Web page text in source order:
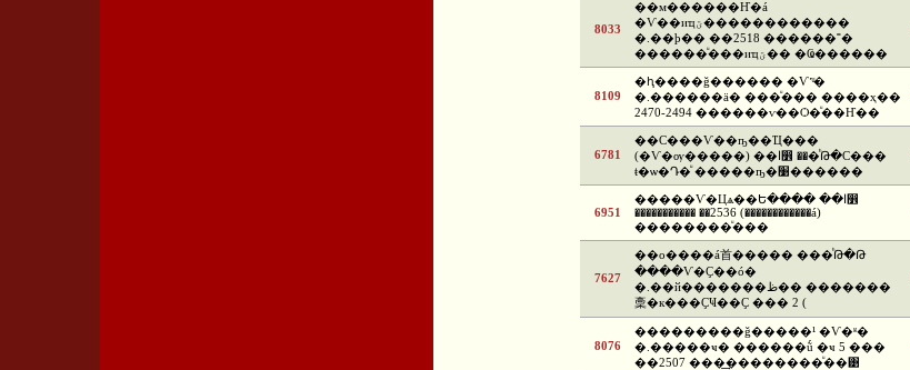
8033
��м������Ҥ�á
�Ѵ��иҵؾ������������
�.��þ�� ��2518 ������˭�
������ͧ���иҵؾ�� �Ҩ������
8109
�ԧ����ǧ������ �Ѵ˹ͧ�
�.������ä� ���ͧ��� ����ҳ��
2470-2494 ������ѵ��Ѻ�ͧ��Ҥ��
6781
��С���Ѵ��ҧ��Ҵ���
(�Ѵ�ѹ�����) ��ا෾ ���ͪԹ�С���
ŧ�ѡ�Դ�ͧ �����ҧ�׹������
6951
�����Ѵ�Цѧ��Ե���� ��ا෾
����������� ��2536 (������������á)
��������ͧ���
7627
��о����á⾸����� ���ͪԹ�Թ
����Ѵ�Ҫ��ó�
�.��й�������ظ�� �������
稾�к���ҪҸ��Ҫ ��� 2 (
8076
���������ǧ�����¹ �Ѵ�ʶ�
�.�����ҹ� ������ṹ �ҹ 5 ���
��2507 ���͢��������ͧ��͹